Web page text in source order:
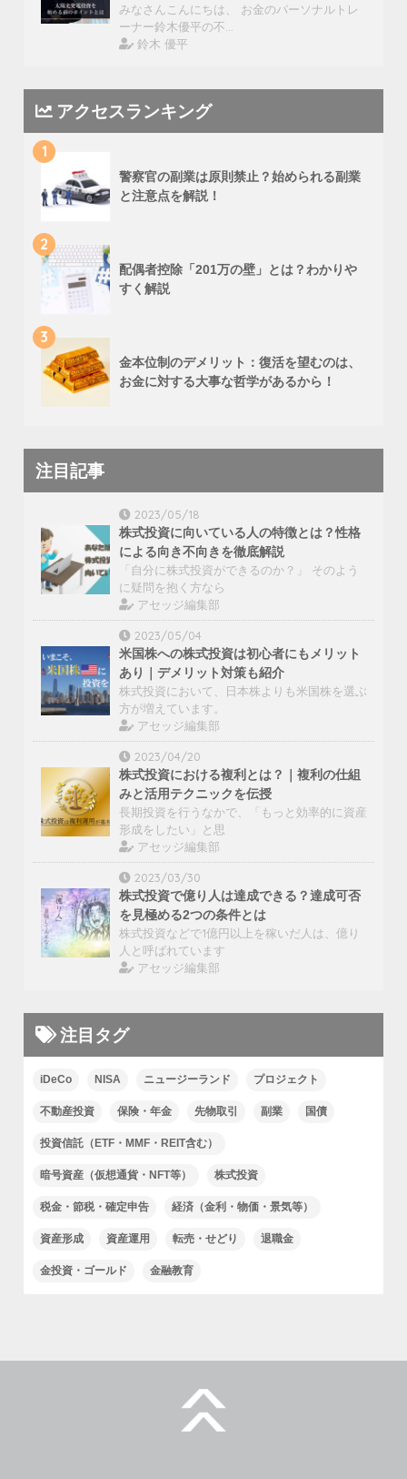
みなさんこんにちは、 お金のパーソナルトレ
ーナー鈴木優平の不…
鈴木 優平
アクセスランキング
1
警察官の副業は原則禁止？始められる副業
と注意点を解説！
2
配偶者控除「201万の壁」とは？わかりや
すく解説
3
金本位制のデメリット：復活を望むのは、
お金に対する大事な哲学があるから！
注目記事
2023/05/18
株式投資に向いている人の特徴とは？性格
による向き不向きを徹底解説
「自分に株式投資ができるのか？」 そのよう
に疑問を抱く方なら
アセッジ編集部
2023/05/04
米国株への株式投資は初心者にもメリット
あり｜デメリット対策も紹介
株式投資において、日本株よりも米国株を選ぶ
方が増えています。
アセッジ編集部
2023/04/20
株式投資における複利とは？｜複利の仕組
みと活用テクニックを伝授
長期投資を行うなかで、「もっと効率的に資産
形成をしたい」と思
アセッジ編集部
2023/03/30
株式投資で億り人は達成できる？達成可否
を見極める2つの条件とは
株式投資などで1億円以上を稼いだ人は、億り
人と呼ばれています
アセッジ編集部
注目タグ
iDeCo NISA ニュージーランド プロジェクト
不動産投資 保険・年金 先物取引 副業 国債
投資信託（ETF・MMF・REIT含む）
暗号資産（仮想通貨・NFT等） 株式投資
税金・節税・確定申告 経済（金利・物価・景気等）
資産形成 資産運用 転売・せどり 退職金
金投資・ゴールド 金融教育